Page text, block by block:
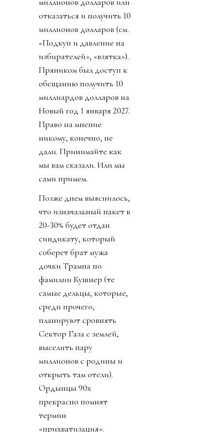
Источник изображения
@fifaworldcup
День 1. Инфантино
сбросил бомбу. У
некоммерческой
организации FIFA будет
создана коммерческая
«дочка» - частный
инвестиционный фонд
FFE, который будет
рулить, то есть
“развивать” футбол по
миру. 211 федерациям
дали 53 дня принять
этот план и получить 40
миллионов долларов или
отказаться и получить 10
миллионов долларов (см.
обещанию получить 10
никому, конечно, не